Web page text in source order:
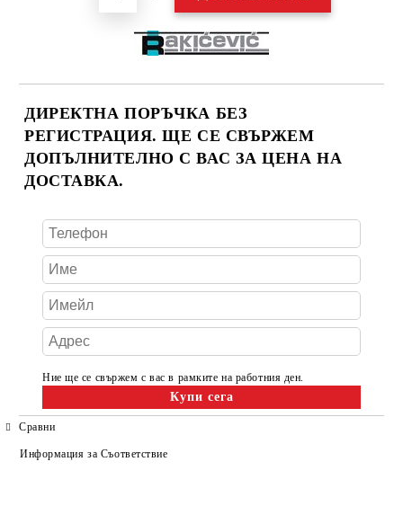
ДИРЕКТНА ПОРЪЧКА БЕЗ
РЕГИСТРАЦИЯ. ЩЕ СЕ СВЪРЖЕМ
ДОПЪЛНИТЕЛНО С ВАС ЗА ЦЕНА НА
ДОСТАВКА.
Ние ще се свържем с вас в рамките на работния ден.
Сравни
Информация за Съответствие